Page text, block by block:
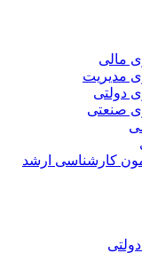
مالی
مدیریت
دولتی
صنعتی
کارشناسی ارشد